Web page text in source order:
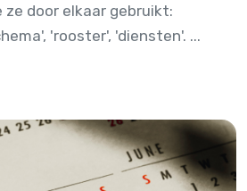
door elkaar gebruikt:
'rooster', 'diensten'. ...